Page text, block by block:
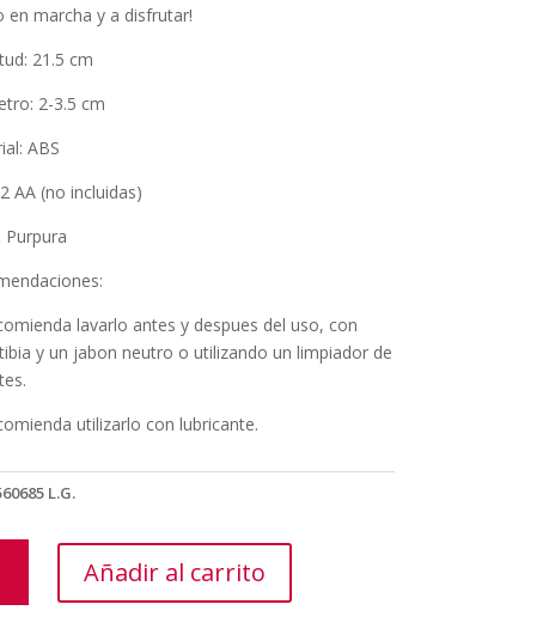
en marcha y a disfrutar!
21.5 cm
2-3.5 cm
ABS
AA (no incluidas)
Purpura
lavarlo antes y despues del uso, con
y un jabon neutro o utilizando un limpiador de
utilizarlo con lubricante.
L.G.
Añadir al carrito